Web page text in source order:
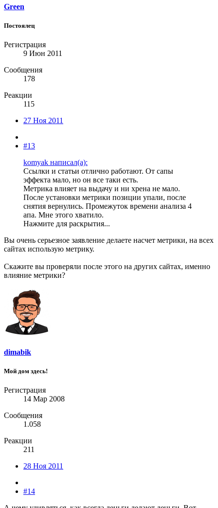
Green
Постоялец
Регистрация
9 Июн 2011
Сообщения
178
Реакции
115
27 Ноя 2011
#13
komyak написал(а):
Ссылки и статьи отлично работают. От сапы
эффекта мало, но он все таки есть.
Метрика влияет на выдачу и ни хрена не мало.
После установки метрики позиции упали, после
снятия вернулись. Промежуток времени анализа 4
апа. Мне этого хватило.
Нажмите для раскрытия...
Вы очень серьезное заявление делаете насчет метрики, на всех
сайтах использую метрику.
Скажите вы проверяли после этого на других сайтах, именно
влияние метрики?
dimabik
Мой дом здесь!
Регистрация
14 Мар 2008
Сообщения
1.058
Реакции
211
28 Ноя 2011
#14